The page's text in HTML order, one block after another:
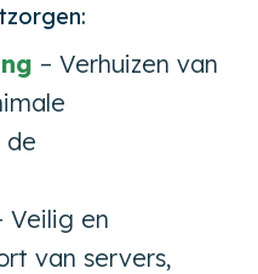
– Verhuizen van
de
Veilig en
van servers,